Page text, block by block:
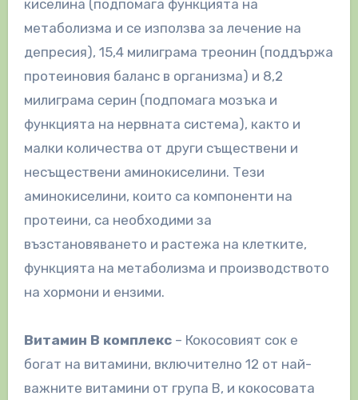
киселина (подпомага функцията на
метаболизма и се използва за лечение на
депресия), 15,4 милиграма треонин (поддържа
протеиновия баланс в организма) и 8,2
милиграма серин (подпомага мозъка и
функцията на нервната система), както и
малки количества от други съществени и
несъществени аминокиселини. Тези
аминокиселини, които са компоненти на
протеини, са необходими за
възстановяването и растежа на клетките,
функцията на метаболизма и производството
на хормони и ензими.
Витамин В комплекс– Кокосовият сок е
богат на витамини, включително 12 от най-
важните витамини от група В, и кокосовата